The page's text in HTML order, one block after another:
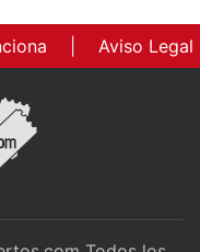
Aviso Legal